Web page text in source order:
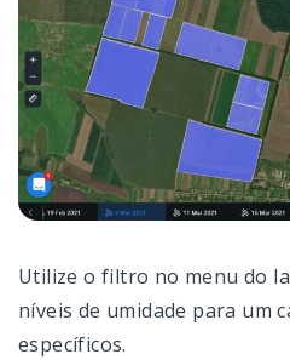
Utilize o filtro no menu do
níveis de umidade para um
específicos.